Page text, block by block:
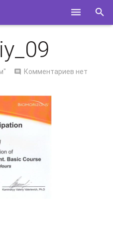
Комментариев нет